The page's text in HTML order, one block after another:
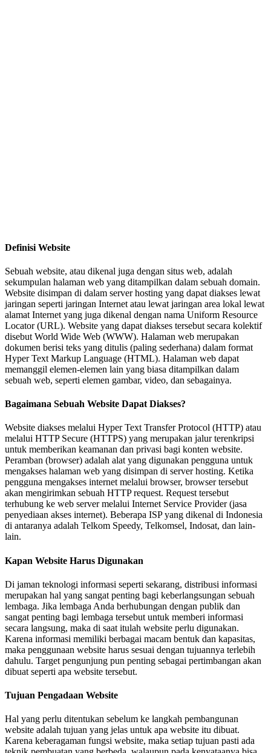
Definisi Website
Sebuah website, atau dikenal juga dengan situs web, adalah
sekumpulan halaman web yang ditampilkan dalam sebuah domain.
Website disimpan di dalam server hosting yang dapat diakses lewat
jaringan seperti jaringan Internet atau lewat jaringan area lokal lewat
alamat Internet yang juga dikenal dengan nama Uniform Resource
Locator (URL). Website yang dapat diakses tersebut secara kolektif
disebut World Wide Web (WWW). Halaman web merupakan
dokumen berisi teks yang ditulis (paling sederhana) dalam format
Hyper Text Markup Language (HTML). Halaman web dapat
memanggil elemen-elemen lain yang biasa ditampilkan dalam
sebuah web, seperti elemen gambar, video, dan sebagainya.
Bagaimana Sebuah Website Dapat Diakses?
Website diakses melalui Hyper Text Transfer Protocol (HTTP) atau
melalui HTTP Secure (HTTPS) yang merupakan jalur terenkripsi
untuk memberikan keamanan dan privasi bagi konten website.
Peramban (browser) adalah alat yang digunakan pengguna untuk
mengakses halaman web yang disimpan di server hosting. Ketika
pengguna mengakses internet melalui browser, browser tersebut
akan mengirimkan sebuah HTTP request. Request tersebut
terhubung ke web server melalui Internet Service Provider (jasa
penyediaan akses internet). Beberapa ISP yang dikenal di Indonesia
di antaranya adalah Telkom Speedy, Telkomsel, Indosat, dan lain-
lain.
Kapan Website Harus Digunakan
Di jaman teknologi informasi seperti sekarang, distribusi informasi
merupakan hal yang sangat penting bagi keberlangsungan sebuah
lembaga. Jika lembaga Anda berhubungan dengan publik dan
sangat penting bagi lembaga tersebut untuk memberi informasi
secara langsung, maka di saat itulah website perlu digunakan.
Karena informasi memiliki berbagai macam bentuk dan kapasitas,
maka penggunaan website harus sesuai dengan tujuannya terlebih
dahulu. Target pengunjung pun penting sebagai pertimbangan akan
dibuat seperti apa website tersebut.
Tujuan Pengadaan Website
Hal yang perlu ditentukan sebelum ke langkah pembangunan
website adalah tujuan yang jelas untuk apa website itu dibuat.
Karena keberagaman fungsi website, maka setiap tujuan pasti ada